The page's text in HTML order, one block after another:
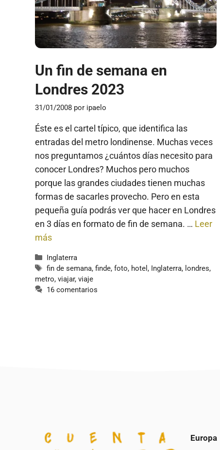
Un fin de semana en
Londres 2023
31/01/2008 por ipaelo
Éste es el cartel típico, que identifica las
entradas del metro londinense. Muchas veces
nos preguntamos ¿cuántos días necesito para
conocer Londres? Muchos pero muchos
porque las grandes ciudades tienen muchas
formas de sacarles provecho. Pero en esta
pequeña guía podrás ver que hacer en Londres
en 3 días en formato de fin de semana. … Leer
más
Categorías
Inglaterra
Etiquetas
fin de semana,finde,foto, hotel , Inglaterra, londres,
metro, viajar, viaje
16 comentarios
Europa